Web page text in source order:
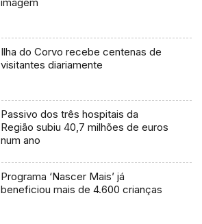
imagem
Ilha do Corvo recebe centenas de
visitantes diariamente
Passivo dos três hospitais da
Região subiu 40,7 milhões de euros
num ano
Programa ‘Nascer Mais’ já
beneficiou mais de 4.600 crianças